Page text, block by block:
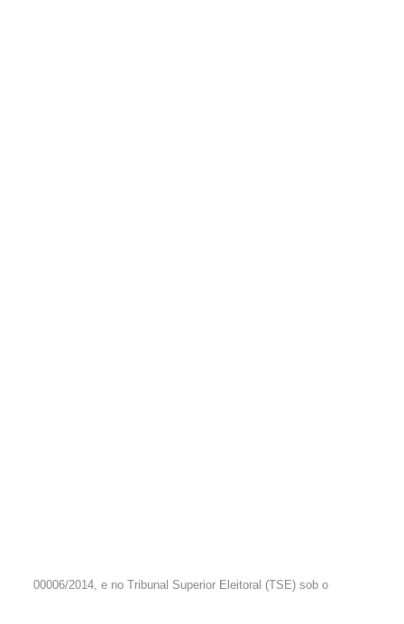
00006/2014, e no Tribunal Superior Eleitoral (TSE) sob o